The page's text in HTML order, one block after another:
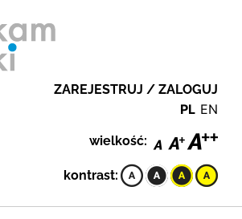
ZAREJESTRUJ / ZALOGUJ
PL EN
wielkość:
kontrast: